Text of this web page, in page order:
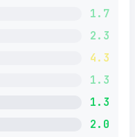
1.7
2.3
4.3
1.3
1.3
2.0